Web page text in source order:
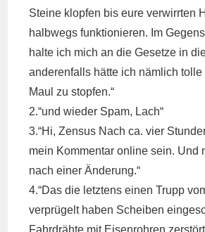
Steine klopfen bis eure verwirrten
halbwegs funktionieren. Im
halte ich mich an die Gesetze in
anderenfalls hätte ich nämlich
Maul zu stopfen.“
2.“und wieder Spam, Lach“
3.“Hi, Zensus Nach ca. vier
mein Kommentar online sein. Und
nach einer Änderung.“
4.“Das die letztens einen Trupp
verprügelt haben Scheiben
Fahrdrähte mit Eisenrohren